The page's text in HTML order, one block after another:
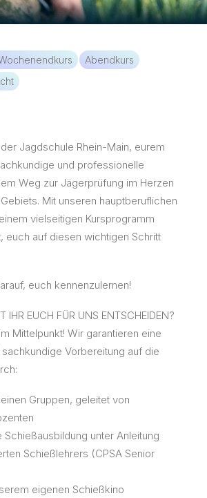
APP
Abendkurs
Jagdschule Rhein-Main, eurem
und professionelle
Weg zur Jägerprüfung im Herzen
Mit unseren hauptberuflichen
vielseitigen Kursprogramm
euch auf diesen wichtigen Schritt
euch kennenzulernen!
IHR EUCH FÜR UNS ENTSCHEIDEN?
Mittelpunkt! Wir garantieren eine
Vorbereitung auf die
Gruppen, geleitet von
Schießausbildung unter Anleitung
Schießlehrers (CPSA Senior
eigenen Schießkino